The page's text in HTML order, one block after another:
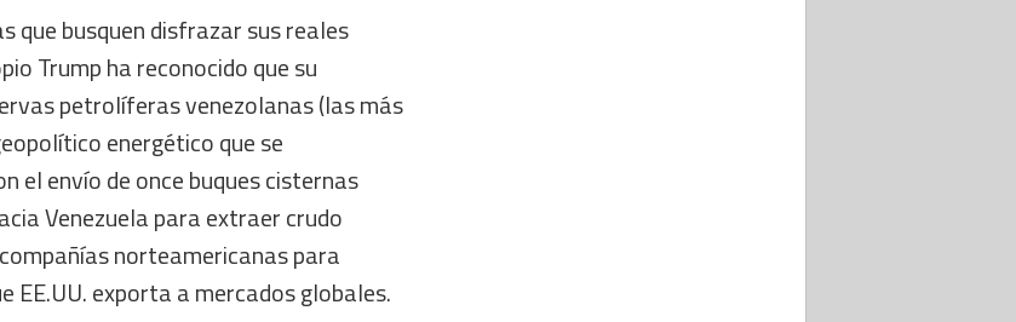
que busquen disfrazar sus reales
Trump ha reconocido que su
petrolíferas venezolanas (las más
energético que se
el envío de once buques cisternas
Venezuela para extraer crudo
norteamericanas para
EE.UU. exporta a mercados globales.